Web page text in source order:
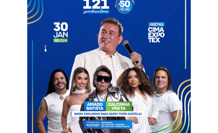
mas voltou atrás.
O resultado, além de manter o Canário do Sertão com 100% de
aproveitamento após duas rodadas, quebrou um longo tabu de
32 anos sem vitórias no estádio da Raposa e reforçou o bom
momento vivido pelo clube na competição estadual.
Autor de um dos gols da partida, o atacante Abner destacou a
importância do triunfo e exaltou a evolução do grupo,
ressaltando a dificuldade do confronto e o peso do resultado
longe de Patos. Para o jogador, a vitória é fruto de trabalho,